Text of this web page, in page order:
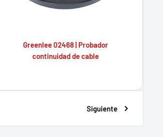
Greenlee 02468 | Probador
continuidad de cable
Siguiente